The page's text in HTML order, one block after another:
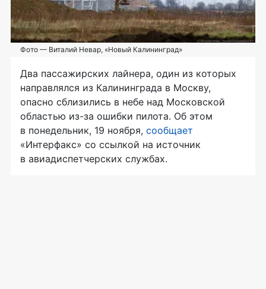
Фото — Виталий Невар, «Новый Калининград»
Два пассажирских лайнера, один из которых
направлялся из Калининграда в Москву,
опасно сблизились в небе над Московской
областью из-за ошибки пилота. Об этом
в понедельник, 19 ноября, сообщает
«Интерфакс» со ссылкой на источник
в авиадиспетчерских службах.